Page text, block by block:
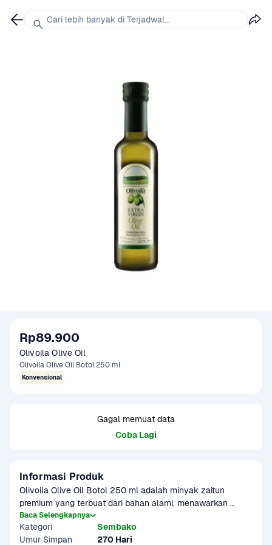
Rp89.900
Olivoila Olive Oil
Olivoila Olive Oil Botol 250 ml
Konvensional
Gagal memuat data
Coba Lagi
Informasi Produk
Olivoila Olive Oil Botol 250 ml adalah minyak zaitun
premium yang terbuat dari bahan alami, menawarkan
manfaat luar biasa untuk kesehatan tubuh, kulit, dan
masakan. Dengan kualitas terbaik, minyak zaitun ini cocok
untuk digunakan dalam berbagai aplikasi, baik untuk
Baca Selengkapnya
Kategori
Sembako
Umur Simpan
270 Hari
Cari lebih banyak di Terjadwal...